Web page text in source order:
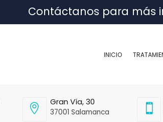
Contáctanos para más
INICIO
Gran Vía, 30
37001 Salamanca